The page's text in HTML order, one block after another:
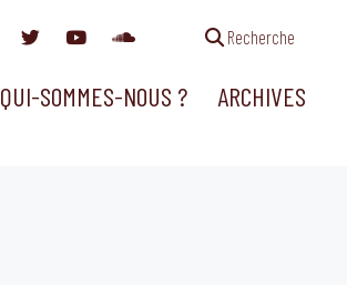
Recherche
QUI-SOMMES-NOUS ? ARCHIVES